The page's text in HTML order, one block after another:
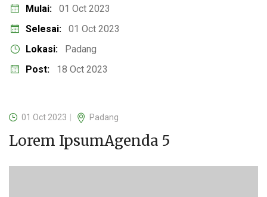
Mulai:
01 Oct 2023
Selesai:
01 Oct 2023
Lokasi:
Padang
Post:
18 Oct 2023
01 Oct 2023 Padang
Lorem IpsumAgenda 5